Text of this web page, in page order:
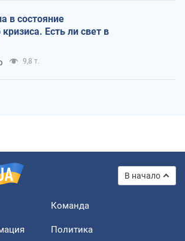
в состояние
Есть ли свет в
9,8 т.
В начало
Команда
Политика